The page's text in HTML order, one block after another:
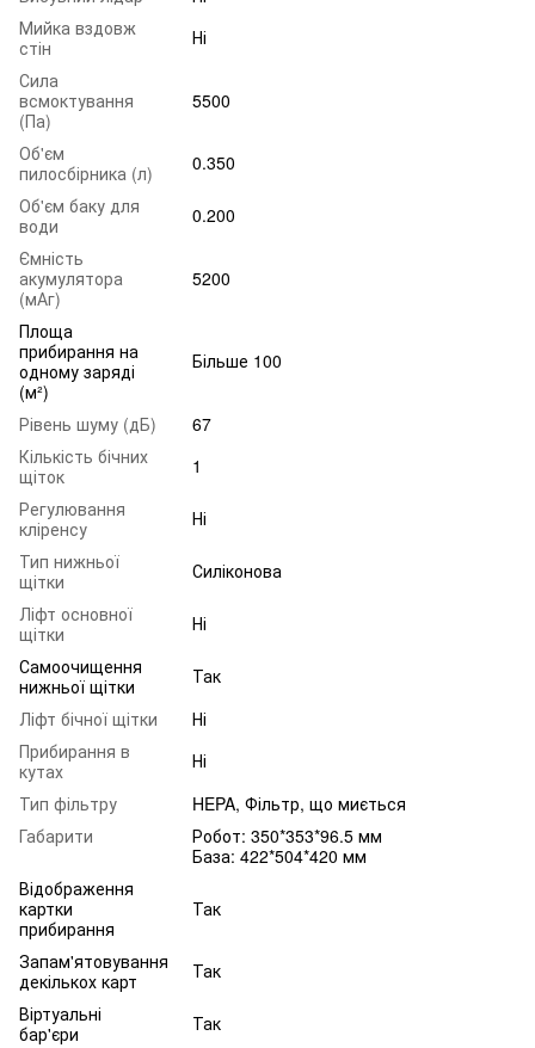
Мийка вздовж
стін
Ні
Сила
всмоктування
(Па)
5500
Об'єм
пилосбірника (л)
0.350
Об'єм баку для
води
0.200
Ємність
акумулятора
(мАг)
5200
Площа
прибирання на
одному заряді
(м²)
Більше 100
Рівень шуму (дБ)
67
Кількість бічних
щіток
1
Регулювання
кліренсу
Ні
Тип нижньої
щітки
Силіконова
Ліфт основної
щітки
Ні
Самоочищення
нижньої щітки
Так
Ліфт бічної щітки
Ні
Прибирання в
кутах
Ні
Тип фільтру
HEPA, Фільтр, що миється
Габарити
Робот: 350*353*96.5 мм
База: 422*504*420 мм
Відображення
картки
прибирання
Так
Запам'ятовування
декількох карт
Так
Віртуальні
бар'єри
Так